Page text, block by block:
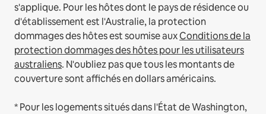
s'applique. Pour les hôtes dont le pays de résidence ou
d'établissement est l'Australie, la protection
dommages des hôtes est soumise auxConditions de la
protection dommages des hôtes pour les utilisateurs
australiens. N'oubliez pas que tous les montants de
couverture sont affichés en dollars américains.
* Pour les logements situés dans l'État de Washington,